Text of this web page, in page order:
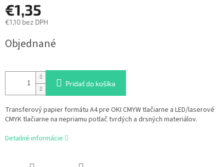
€1,35
€1,10 bez DPH
cena:
Objednané
Pridať do košíka
Transferový papier formátu A4 pre OKI CMYW tlačiarne a LED/laserové
CMYK tlačiarne na nepriamu potlač tvrdých a drsných materiálov.
Detailné informácie